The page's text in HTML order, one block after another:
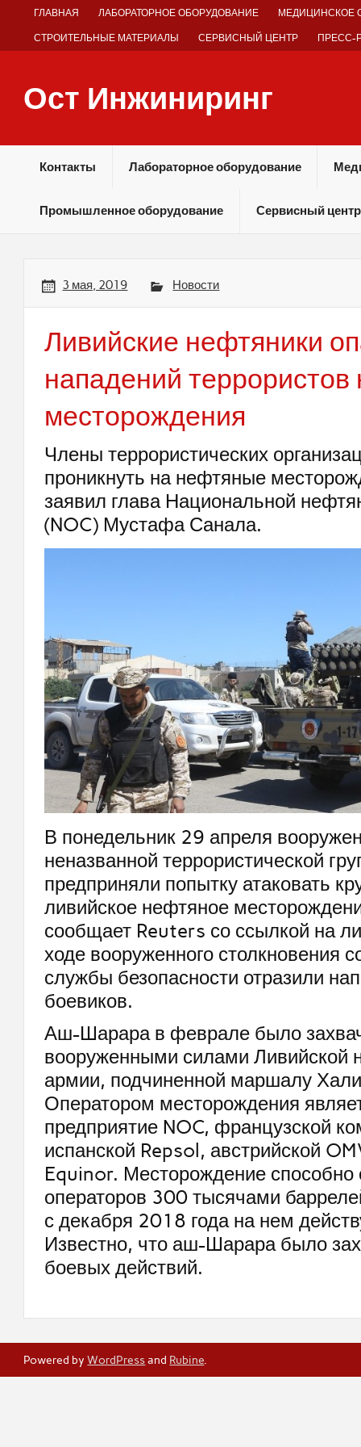
ГЛАВНАЯ ЛАБОРАТОРНОЕ ОБОРУДОВАНИЕ МЕДИЦИНСКОЕ
СТРОИТЕЛЬНЫЕ МАТЕРИАЛЫ СЕРВИСНЫЙ ЦЕНТР ПРЕСС-
Ост Инжиниринг
Контакты Лабораторное оборудование
Промышленное оборудование Сервисный центр
3 мая, 2019 Новости
Ливийские нефтяники
нападений террористов
месторождения
Члены террористических
проникнуть на нефтяные
заявил глава Национальной
(NOC) Мустафа Санала.
В понедельник 29 апреля
неназванной террористической
предприняли попытку атаковать
ливийское нефтяное
сообщает Reuters со ссылкой на
ходе вооруженного столкновения
службы безопасности отразили
боевиков.
Аш-Шарара в феврале было
вооруженными силами Ливийской
армии, подчиненной маршалу
Оператором месторождения
предприятие NOC, французской
испанской Repsol, австрийской
Equinor. Месторождение способно
операторов 300 тысячами
с декабря 2018 года на нем
Известно, что аш-Шарара было
боевых действий.
Powered byWordPressand Rubine